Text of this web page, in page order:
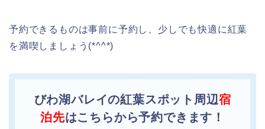
予約できるものは事前に予約し、少しでも快適に紅葉
を満喫しましょう(*^^*)
びわ湖バレイの紅葉スポット周辺宿
泊先はこちらから予約できます！